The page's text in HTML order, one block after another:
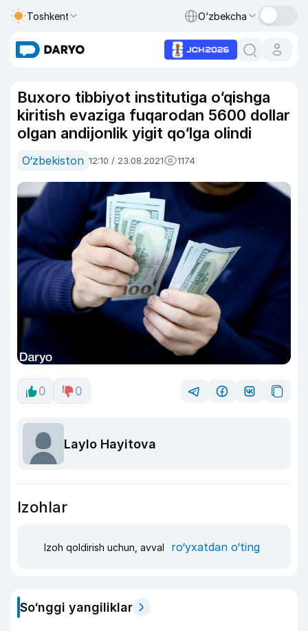
Toshkent O‘zbekcha
Buxoro tibbiyot institutiga o‘qishga
kiritish evaziga fuqarodan 5600 dollar
olgan andijonlik yigit qo‘lga olindi
O‘zbekiston 12:10 / 23.08.2021 1174
0 0
Laylo Hayitova
Izohlar
Izoh qoldirish uchun, avval ro‘yxatdan o‘ting
So‘nggi yangiliklar